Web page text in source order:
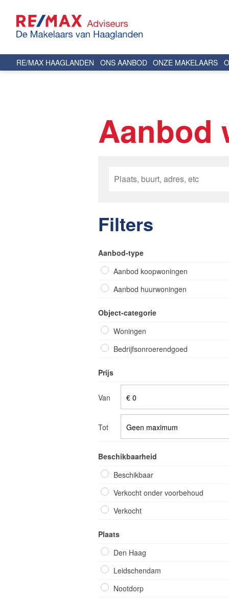
RE/MAX HAAGLANDEN ONS AANBOD ONZE MAKELAARS
Aanbod
Filters
Aanbod-type
Aanbod koopwoningen
Aanbod huurwoningen
Object-categorie
Woningen
Bedrijfsonroerendgoed
Prijs
Van
Tot
Beschikbaarheid
Beschikbaar
Verkocht onder voorbehoud
Verkocht
Plaats
Den Haag
Leidschendam
Nootdorp